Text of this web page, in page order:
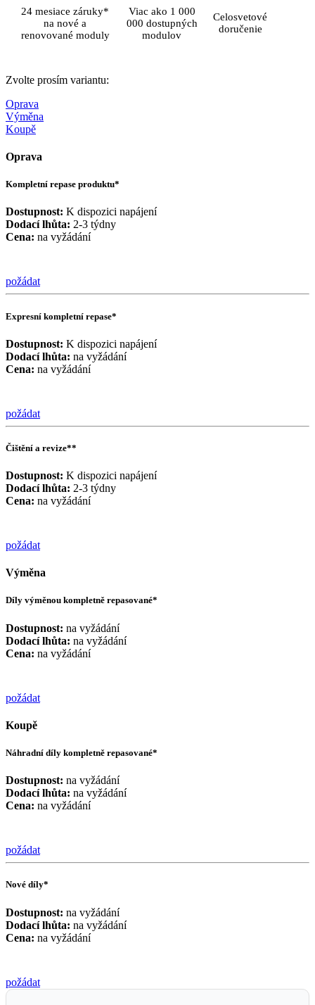
24 mesiace záruky*
na nové a
renovované moduly
Viac ako 1 000
000 dostupných
modulov
Celosvetové
doručenie
Zvolte prosím variantu:
Oprava
Výměna
Koupě
Oprava
Kompletní repase produktu*
Dostupnost: K dispozici napájení
Dodací lhůta: 2-3 týdny
Cena: na vyžádání
požádat
Expresní kompletní repase*
Dostupnost: K dispozici napájení
Dodací lhůta: na vyžádání
Cena: na vyžádání
požádat
Čištění a revize**
Dostupnost: K dispozici napájení
Dodací lhůta: 2-3 týdny
Cena: na vyžádání
požádat
Výměna
Díly výměnou kompletně repasované*
Dostupnost: na vyžádání
Dodací lhůta: na vyžádání
Cena: na vyžádání
požádat
Koupě
Náhradní díly kompletně repasované*
Dostupnost: na vyžádání
Dodací lhůta: na vyžádání
Cena: na vyžádání
požádat
Nové díly*
Dostupnost: na vyžádání
Dodací lhůta: na vyžádání
Cena: na vyžádání
požádat